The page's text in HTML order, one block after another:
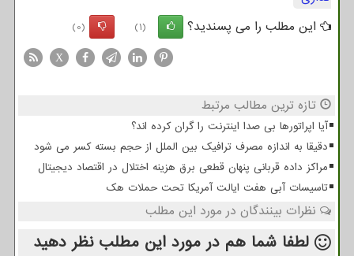
این مطلب را می پسندید؟
(1)
(0)
X
تازه ترین مطالب مرتبط
آیا اپراتورها بی صدا اینترنت را گران کرده اند؟
دقیقا به اندازه مصرف ترافیک بین الملل از حجم بسته کسر می شود
مراکز داده قربانی پنهان قطعی برق هزینه اختلال در اقتصاد دیجیتال
تاسیسات آبی هفت ایالت آمریکا تحت حملات هک
نظرات بینندگان در مورد این مطلب
لطفا شما هم در مورد این مطلب نظر دهید